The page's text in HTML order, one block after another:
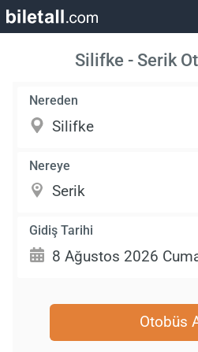
Silifke - Serik
Nereden
Nereye
Gidiş Tarihi
Otobüs